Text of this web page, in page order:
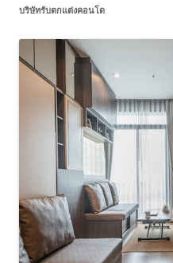
บริษัทรับตกแต่งคอนโด